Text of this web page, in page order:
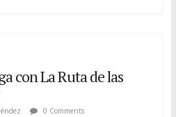
con La Ruta de las
0 Comments